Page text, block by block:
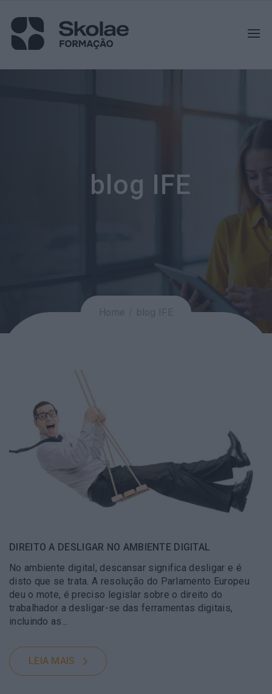
blog IFE
DIREITO A DESLIGAR NO AMBIENTE DIGITAL
No ambiente digital, descansar significa desligar e é
disto que se trata. A resolução do Parlamento Europeu
deu o mote, é preciso legislar sobre o direito do
trabalhador a desligar-se das ferramentas digitais,
incluindo as...
LEIA MAIS